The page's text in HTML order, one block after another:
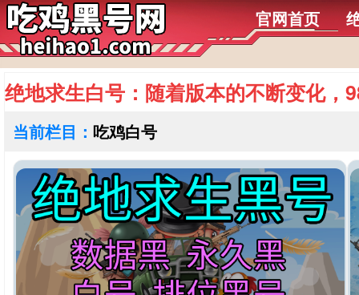
官网首页
绝地求生白号：随着版本的不断变化，
当前栏目： 吃鸡白号